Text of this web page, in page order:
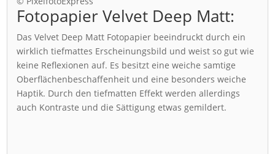
Fotopapier Velvet Deep Matt:
Das Velvet Deep Matt Fotopapier beeindruckt durch ein
wirklich tiefmattes Erscheinungsbild und weist so gut wie
keine Reflexionen auf. Es besitzt eine weiche samtige
Oberflächenbeschaffenheit und eine besonders weiche
Haptik. Durch den tiefmatten Effekt werden allerdings
auch Kontraste und die Sättigung etwas gemildert.